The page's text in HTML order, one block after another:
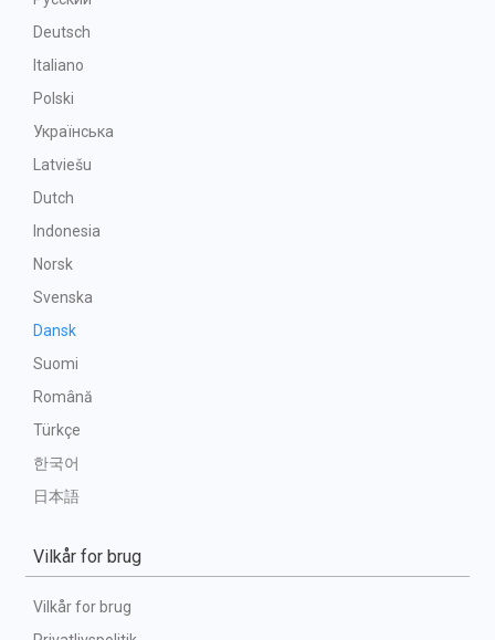
Deutsch
Italiano
Polski
Українська
Latviešu
Dutch
Indonesia
Norsk
Svenska
Dansk
Suomi
Română
Türkçe
한국어
日本語
Vilkår for brug
Vilkår for brug